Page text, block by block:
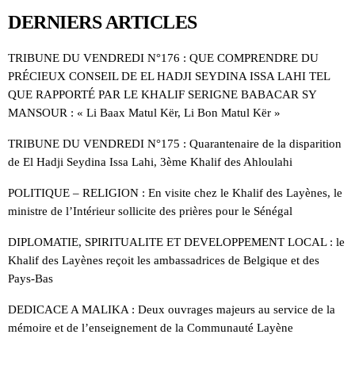
DERNIERS ARTICLES
TRIBUNE DU VENDREDI N°176 : QUE COMPRENDRE DU
PRÉCIEUX CONSEIL DE EL HADJI SEYDINA ISSA LAHI TEL
QUE RAPPORTÉ PAR LE KHALIF SERIGNE BABACAR SY
MANSOUR : « Li Baax Matul Kër, Li Bon Matul Kër »
TRIBUNE DU VENDREDI N°175 : Quarantenaire de la disparition
de El Hadji Seydina Issa Lahi, 3ème Khalif des Ahloulahi
POLITIQUE – RELIGION : En visite chez le Khalif des Layènes, le
ministre de l’Intérieur sollicite des prières pour le Sénégal
DIPLOMATIE, SPIRITUALITE ET DEVELOPPEMENT LOCAL : le
Khalif des Layènes reçoit les ambassadrices de Belgique et des
Pays-Bas
DEDICACE A MALIKA : Deux ouvrages majeurs au service de la
mémoire et de l’enseignement de la Communauté Layène